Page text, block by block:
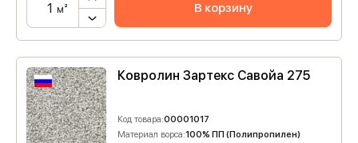
м² В корзину
Ковролин Зартекс Савойа 275
Код товара:00001017
Материал ворса:100% ПП (Полипропилен)